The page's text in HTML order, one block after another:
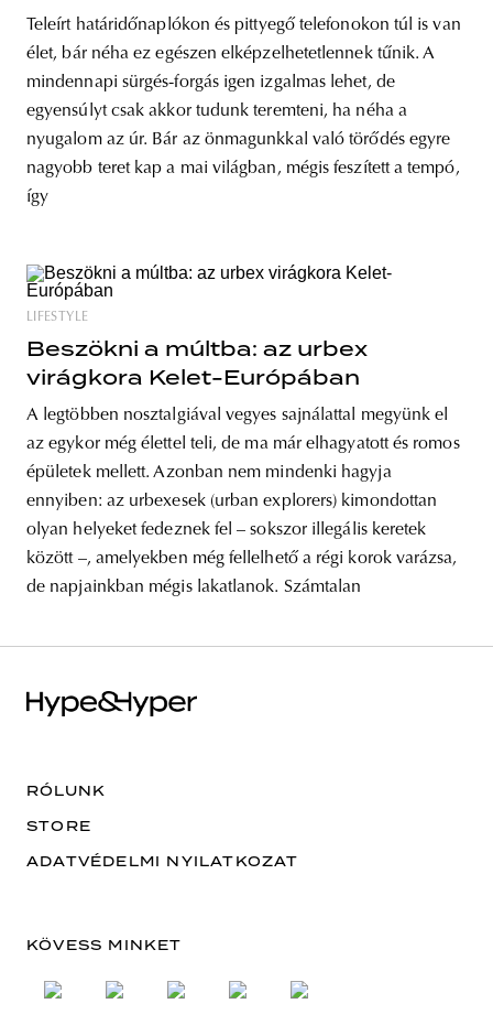
Teleírt határidőnaplókon és pittyegő telefonokon túl is van
élet, bár néha ez egészen elképzelhetetlennek tűnik. A
mindennapi sürgés-forgás igen izgalmas lehet, de
egyensúlyt csak akkor tudunk teremteni, ha néha a
nyugalom az úr. Bár az önmagunkkal való törődés egyre
nagyobb teret kap a mai világban, mégis feszített a tempó,
így
LIFESTYLE
Beszökni a múltba: az urbex
virágkora Kelet-Európában
A legtöbben nosztalgiával vegyes sajnálattal megyünk el
az egykor még élettel teli, de ma már elhagyatott és romos
épületek mellett. Azonban nem mindenki hagyja
ennyiben: az urbexesek (urban explorers) kimondottan
olyan helyeket fedeznek fel – sokszor illegális keretek
között –, amelyekben még fellelhető a régi korok varázsa,
de napjainkban mégis lakatlanok. Számtalan
RÓLUNK
STORE
ADATVÉDELMI NYILATKOZAT
KÖVESS MINKET